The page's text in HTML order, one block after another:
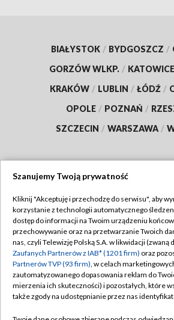
BIAŁYSTOK / BYDGOSZCZ /
GORZÓW WLKP. / KATOWICE
KRAKÓW / LUBLIN / ŁÓDŹ /
OPOLE / POZNAŃ /
SZCZECIN / WARSZAWA /
TVP
Abonament TVP
Emisja w TVP
Centrum informacji TVP
Naziemna Telewizja Cyfrowa
Regulamin TVP
Polityka
Moje zgody
Pomoc
Szanujemy Twoją prywatność
Kliknij "Akceptuję i przechodzę do serwisu", aby
korzystanie z technologii automatycznego
dostęp do informacji na Twoim urządzeniu
przechowywanie oraz na przetwarzanie Twoich
nas, czyli Telewizję Polską S.A. w likwidacji (zwaną
Zaufanych Partnerów z IAB* (1201 firm) oraz
Partnerów TVP (93 firm), w celach
zautomatyzowanego dopasowania reklam do
mierzenia ich skuteczności) i pozostałych, które
także zgody na udostępnianie przez nas